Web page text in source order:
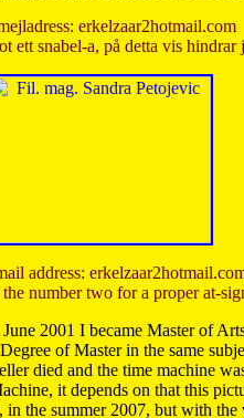
erkelzaar2hotmail.com
ett snabel-a, på detta vis hindrar
address:
the number two for a proper at-
2001 I became Master of
of Master in the same
died and the time machine
it depends on that this
in the summer 2007, but with